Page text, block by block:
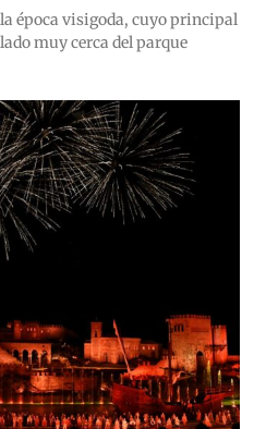
época visigoda, cuyo principal
muy cerca del parque